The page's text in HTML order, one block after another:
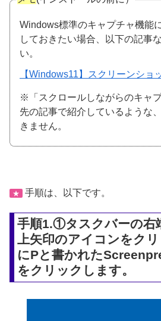
Windows標準のキャプチャ機能
しておきたい場合、以下の記事
い。
【Windows11】スクリーンショ
※「スクロールしながらのキャ
先の記事で紹介しているような
きません。
★ 手順は、以下です。
手順1.①タスクバーの右
上矢印のアイコンをク
にPと書かれた
をクリックします。